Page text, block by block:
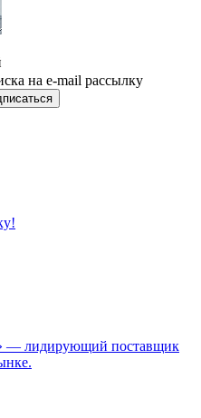
на e-mail рассылку
— лидирующий поставщик